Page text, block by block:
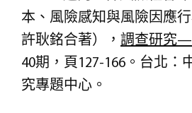
本、風險感知與風險因應
許耿銘合著）， 調查研究
40期，頁127-166。台北：
究專題中心。